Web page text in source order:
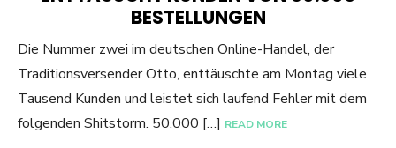
BESTELLUNGEN
Die Nummer zwei im deutschen Online-Handel, der
Traditionsversender Otto, enttäuschte am Montag viele
Tausend Kunden und leistet sich laufend Fehler mit dem
folgenden Shitstorm. 50.000 […] READ MORE